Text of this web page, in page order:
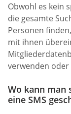
Obwohl es kein
die gesamte
Personen
mit ihnen
verwenden oder
Wo kann man
eine SMS